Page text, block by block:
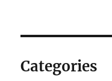
Categories